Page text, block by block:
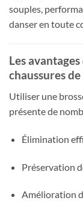
souples,
danser en toute
Les
chaussures
Utiliser une
présente de
Élimination
Préservation
Amélioration